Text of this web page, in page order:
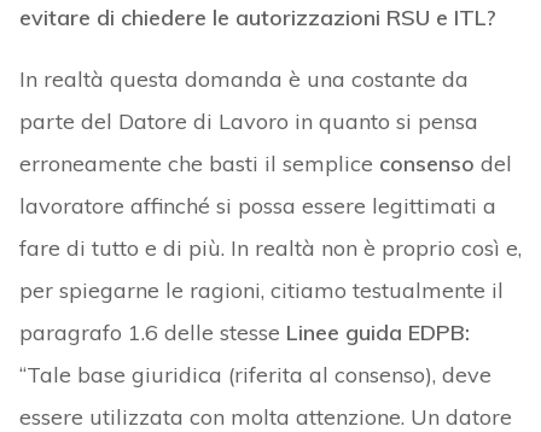
evitare di chiedere le autorizzazioni RSU e ITL?
In realtà questa domanda è una costante da
parte del Datore di Lavoro in quanto si pensa
erroneamente che basti il semplice consenso del
lavoratore affinché si possa essere legittimati a
fare di tutto e di più. In realtà non è proprio così e,
per spiegarne le ragioni, citiamo testualmente il
paragrafo 1.6 delle stesse Linee guida EDPB:
“Tale base giuridica (riferita al consenso), deve
essere utilizzata con molta attenzione. Un datore